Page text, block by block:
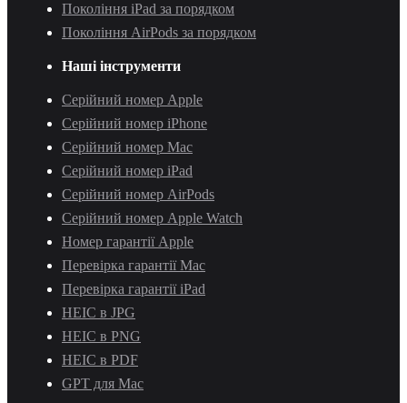
Покоління iPad за порядком
Покоління AirPods за порядком
Наші інструменти
Серійний номер Apple
Серійний номер iPhone
Серійний номер Mac
Серійний номер iPad
Серійний номер AirPods
Серійний номер Apple Watch
Номер гарантії Apple
Перевірка гарантії Mac
Перевірка гарантії iPad
HEIC в JPG
HEIC в PNG
HEIC в PDF
GPT для Mac